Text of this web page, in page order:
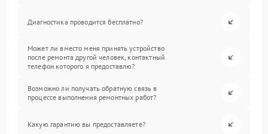
Диагностика проводится бесплатно?
Может ли вместо меня принять устройство
после ремонта другой человек, контактный
телефон которого я предоставлю?
Возможно ли получать обратную связь в
процессе выполнения ремонтных работ?
Какую гарантию вы предоставляете?